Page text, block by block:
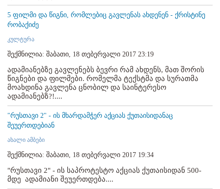
5 ფილმი და წიგნი, რომლებიც გავლენას ახდენენ - ქრისტინე
რობაქიძე
კულტურა
შექმნილია: შაბათი, 18 თებერვალი 2017 23:19
ადამიანებზე გავლენებს ბევრი რამ ახდენს, მათ შორის
წიგნები და ფილმები. რომელმა ტექსტმა და სურათმა
მოახდინა გავლენა ცნობილ და საინტერესო
ადამიანებზ?!....
"რუსთავი 2" - ის მხარდამჭერ აქციას ქუთაისიდანაც
შეუერთდებიან
ახალი ამბები
შექმნილია: შაბათი, 18 თებერვალი 2017 19:34
"რუსთავი 2" - ის საპროტესტო აქციას ქუთაისიდან 500-
მდე ადამიანი შეუერთდება....